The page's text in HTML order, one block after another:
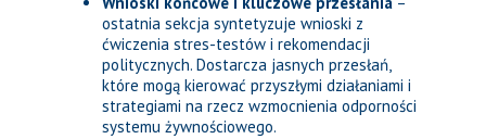
ostatnia sekcja syntetyzuje wnioski z
ćwiczenia stres-testów i rekomendacji
politycznych. Dostarcza jasnych przesłań,
które mogą kierować przyszłymi działaniami i
strategiami na rzecz wzmocnienia odporności
systemu żywnościowego.